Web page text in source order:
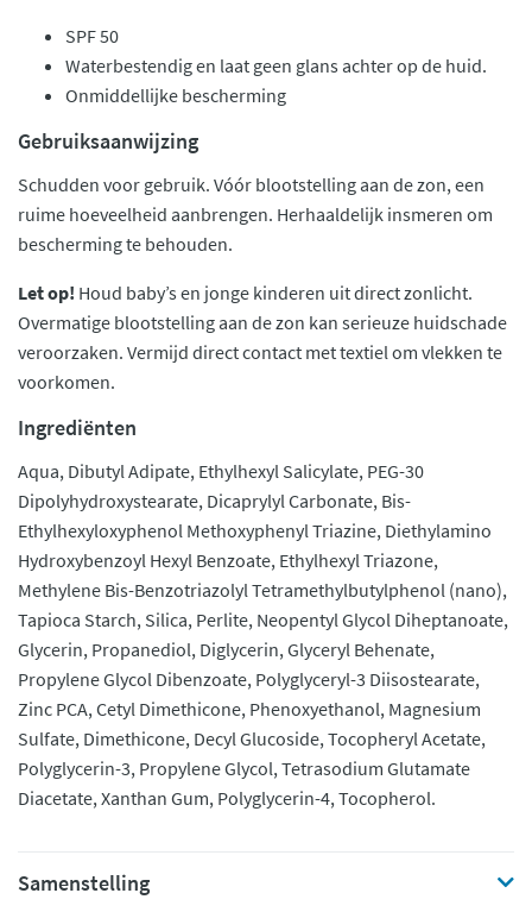
SPF 50
Waterbestendig en laat geen glans achter op de huid.
Onmiddellijke bescherming
Gebruiksaanwijzing
Schudden voor gebruik. Vóór blootstelling aan de zon, een
ruime hoeveelheid aanbrengen. Herhaaldelijk insmeren om
bescherming te behouden.
Let op! Houd baby’s en jonge kinderen uit direct zonlicht.
Overmatige blootstelling aan de zon kan serieuze huidschade
veroorzaken. Vermijd direct contact met textiel om vlekken te
voorkomen.
Ingrediënten
Aqua, Dibutyl Adipate, Ethylhexyl Salicylate, PEG-30
Dipolyhydroxystearate, Dicaprylyl Carbonate, Bis-
Ethylhexyloxyphenol Methoxyphenyl Triazine, Diethylamino
Hydroxybenzoyl Hexyl Benzoate, Ethylhexyl Triazone,
Methylene Bis-Benzotriazolyl Tetramethylbutylphenol (nano),
Tapioca Starch, Silica, Perlite, Neopentyl Glycol Diheptanoate,
Glycerin, Propanediol, Diglycerin, Glyceryl Behenate,
Propylene Glycol Dibenzoate, Polyglyceryl-3 Diisostearate,
Zinc PCA, Cetyl Dimethicone, Phenoxyethanol, Magnesium
Sulfate, Dimethicone, Decyl Glucoside, Tocopheryl Acetate,
Polyglycerin-3, Propylene Glycol, Tetrasodium Glutamate
Diacetate, Xanthan Gum, Polyglycerin-4, Tocopherol.
Samenstelling